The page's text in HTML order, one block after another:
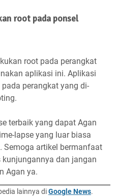
root pada ponsel
root pada perangkat
aplikasi ini. Aplikasi
perangkat yang di-
terbaik yang dapat Agan
lapse yang luar biasa
Semoga artikel bermanfaat
dan jangan
Agan ya.
lainnya diGoogle News.